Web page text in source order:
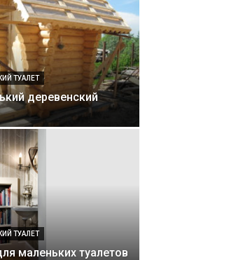
ТУАЛЕТ
деревенский
ТУАЛЕТ
маленьких туалетов